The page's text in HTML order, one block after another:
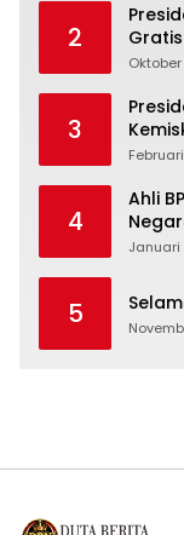
2
3
4
Ahli
Januari
5